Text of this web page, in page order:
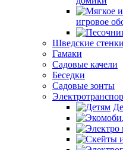
игровое
Шведские стенки
Гамаки
Садовые качели
Беседки
Садовые зонты